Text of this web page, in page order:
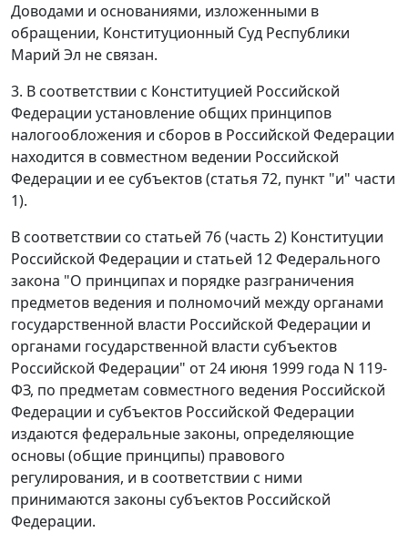
Доводами и основаниями, изложенными в
обращении, Конституционный Суд Республики
Марий Эл не связан.
3. В соответствии с Конституцией Российской
Федерации установление общих принципов
налогообложения и сборов в Российской Федерации
находится в совместном ведении Российской
Федерации и ее субъектов (статья 72, пункт "и" части
1).
В соответствии со статьей 76 (часть 2) Конституции
Российской Федерации и статьей 12Федерального
закона "О принципах и порядке разграничения
предметов ведения и полномочий между органами
государственной власти Российской Федерации и
органами государственной власти субъектов
Российской Федерации" от 24 июня 1999 года N 119-
ФЗ, по предметам совместного ведения Российской
Федерации и субъектов Российской Федерации
издаются федеральные законы, определяющие
основы (общие принципы) правового
регулирования, и в соответствии с ними
принимаются законы субъектов Российской
Федерации.